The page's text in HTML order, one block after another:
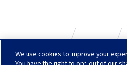
ホーム ニュース
We use cookies to improve your
You have the right to opt-out of our